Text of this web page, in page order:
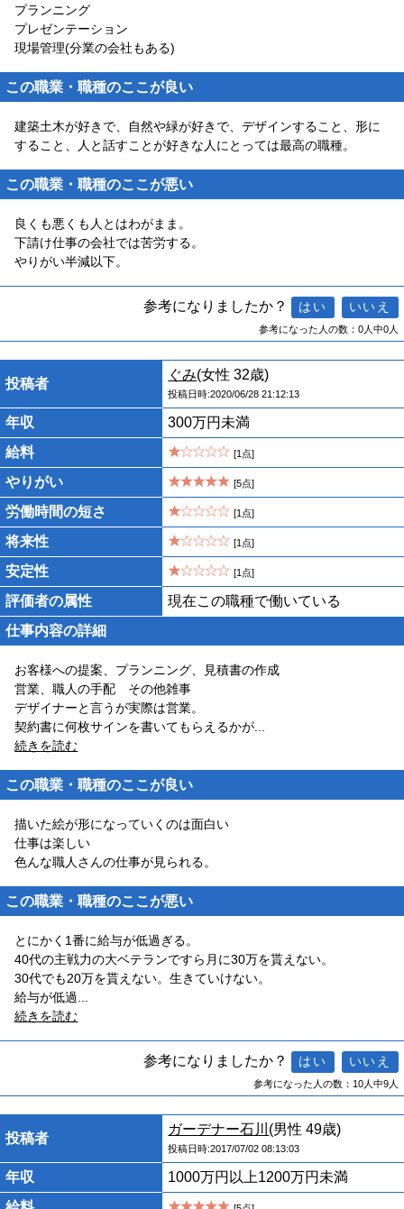
プランニング
プレゼンテーション
現場管理(分業の会社もある)
この職業・職種のここが良い
建築土木が好きで、自然や緑が好きで、デザインすること、形に
すること、人と話すことが好きな人にとっては最高の職種。
この職業・職種のここが悪い
良くも悪くも人とはわがまま。
下請け仕事の会社では苦労する。
やりがい半減以下。
参考になりましたか？
参考になった人の数：0人中0人
投稿者
ぐみ(女性 32歳)
投稿日時:2020/06/28 21:12:13
年収
300万円未満
給料
[1点]
やりがい [5点]
労働時間の短さ [1点]
将来性 [1点]
安定性 [1点]
評価者の属性
現在この職種で働いている
仕事内容の詳細
お客様への提案、プランニング、見積書の作成
営業、職人の手配 その他雑事
デザイナーと言うが実際は営業。
契約書に何枚サインを書いてもらえるかが
続きを読む
この職業・職種のここが良い
描いた絵が形になっていくのは面白い
仕事は楽しい
色んな職人さんの仕事が見られる。
この職業・職種のここが悪い
とにかく1番に給与が低過ぎる。
40代の主戦力の大ベテランですら月に30万を貰えない。
30代でも20万を貰えない。生きていけない。
給与が低過
続きを読む
参考になりましたか？
参考になった人の数：10人中9人
投稿者
ガーデナー石川 (男性 49歳)
投稿日時:2017/07/02 08:13:03
年収
1000万円以上1200万円未満